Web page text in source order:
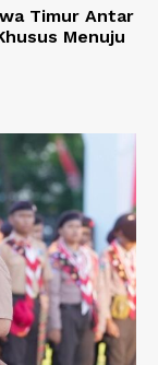
Timur Antar
Menuju